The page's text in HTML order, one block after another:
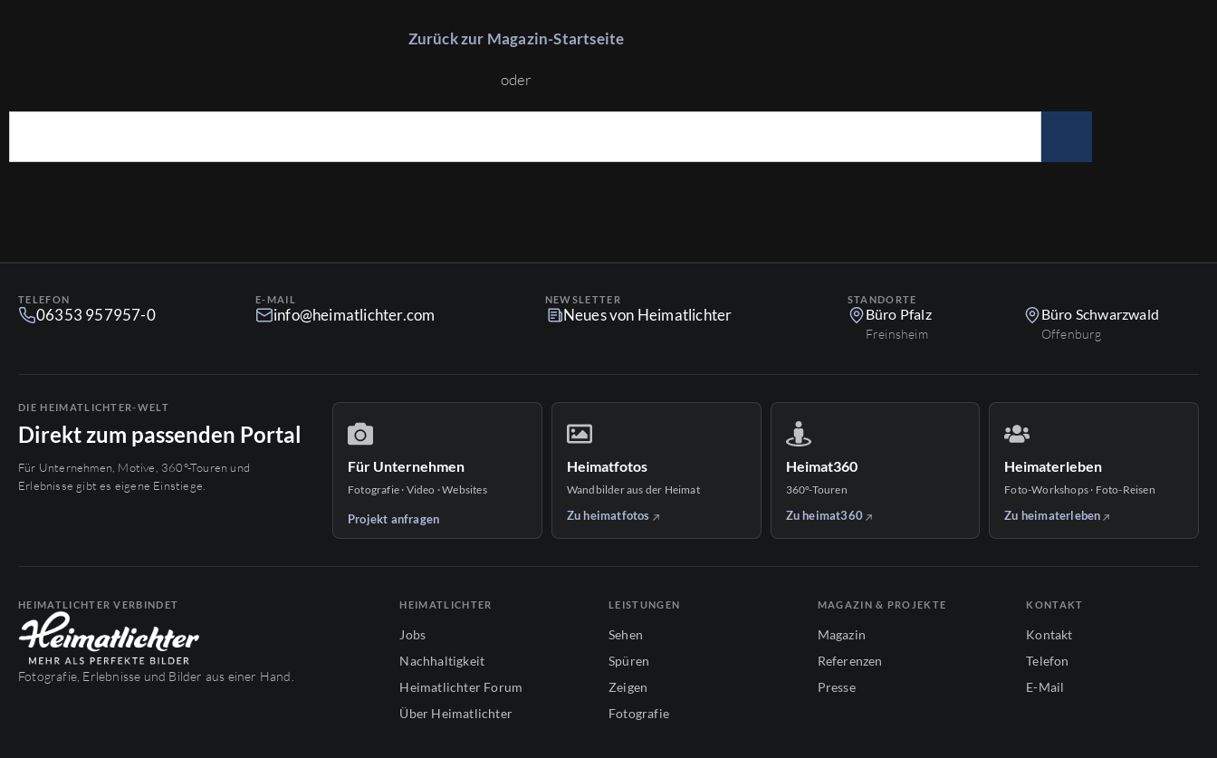
Zurück zur Magazin-Startseite
oder
TELEFON
06353 957957-0
E-MAIL
info@heimatlichter.com
NEWSLETTER
Neues von Heimatlichter
STANDORTE
Büro Pfalz
Freinsheim
Büro Schwarzwald
Offenburg
DIE HEIMATLICHTER-WELT
Direkt zum passenden Portal
Für Unternehmen, Motive, 360°-Touren und
Erlebnisse gibt es eigene Einstiege.
Für Unternehmen
Fotografie · Video · Websites
Projekt anfragen
Heimatfotos
Wandbilder aus der Heimat
Zu heimatfotos
Heimat360
360°-Touren
Zu heimat360
Heimaterleben
Foto-Workshops · Foto-Reisen
Zu heimaterleben
HEIMATLICHTER VERBINDET
Fotografie, Erlebnisse und Bilder aus einer Hand.
HEIMATLICHTER
Jobs
Nachhaltigkeit
Heimatlichter Forum
Über Heimatlichter
LEISTUNGEN
Sehen
Spüren
Zeigen
Fotografie
MAGAZIN & PROJEKTE
Magazin
Referenzen
Presse
KONTAKT
Kontakt
Telefon
E-Mail